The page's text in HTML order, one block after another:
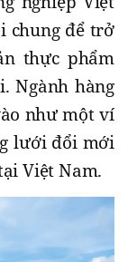
chung để trở
thực phẩm
Ngành hàng
như một ví
lưới đổi mới
Việt Nam.